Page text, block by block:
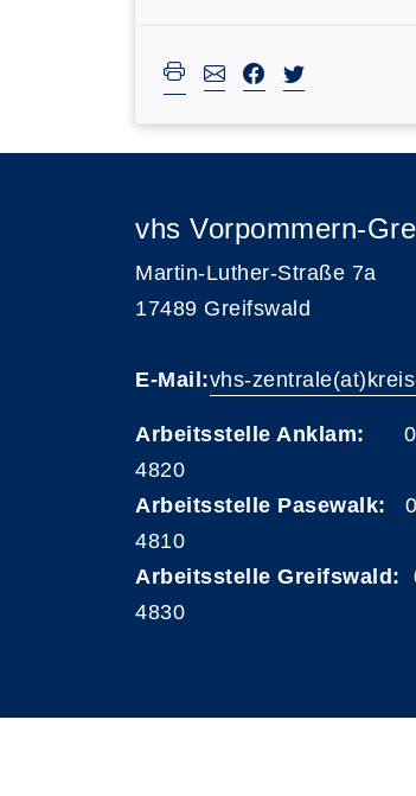
vhs Vorpommern-
Martin-Luther-Straße 7a
17489 Greifswald
E-Mail:vhs-
Arbeitsstelle Anklam:
4820
Arbeitsstelle Pasewalk:
4810
Arbeitsstelle Greifswald:
4830